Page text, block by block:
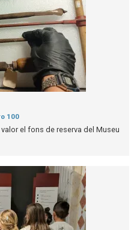
100
el fons de reserva del Museu